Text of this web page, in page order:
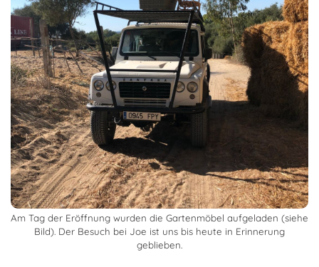
Am Tag der Eröffnung wurden die Gartenmöbel aufgeladen (siehe
Bild). Der Besuch bei Joe ist uns bis heute in Erinnerung
geblieben.